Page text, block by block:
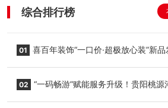
综合排行榜
01 喜百年装饰“一口价·超极放心装”新
02 “一码畅游”赋能服务升级！贵阳桃源